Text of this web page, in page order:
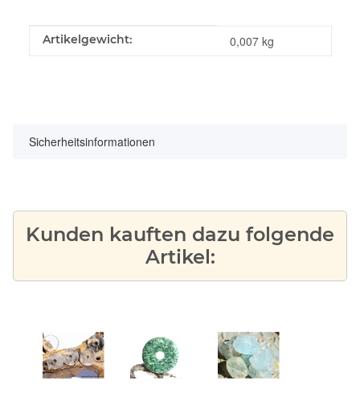
Produkteigenschaft
Wert
Artikelgewicht: 0,007 kg
Sicherheitsinformationen
Kunden kauften dazu folgende
Artikel: